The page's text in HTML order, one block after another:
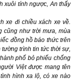
xuôi tính ngược, An thấy
xe đi chiều xách xe về.
cũng như trời mưa, mùa
đồng hồ báo thức trên
trình tin tức thời sự,
phố bỏ phiếu chống
Việt được mang tên
hình xa lộ, có xe nào